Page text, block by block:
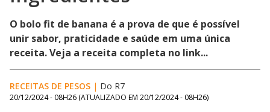
O bolo fit de banana é a prova de que é possível
unir sabor, praticidade e saúde em uma única
receita. Veja a receita completa no link...
RECEITAS DE PESOS | Do R7
20/12/2024 - 08H26 (ATUALIZADO EM 20/12/2024 - 08H26)